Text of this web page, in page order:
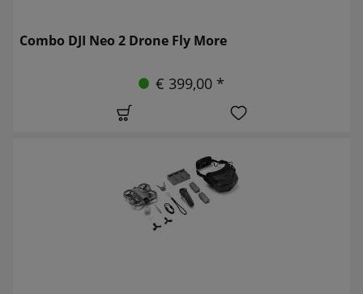
Combo DJI Neo 2 Drone Fly More
€ 399,00 *